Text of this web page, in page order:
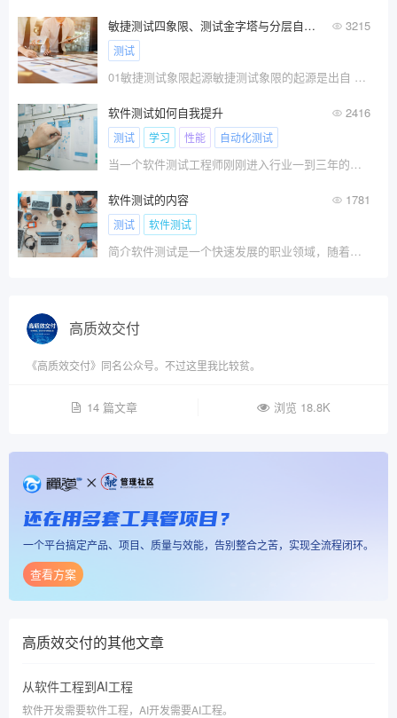
敏捷测试四象限、测试金字塔与分层自动化 3215
测试
01敏捷测试象限起源敏捷测试象限的起源是出自 Brian Marick 最开始提出的敏捷测试矩阵。后来在他的
软件测试如何自我提升 2416
测试 学习 性能 自动化测试
当一个软件测试工程师刚刚进入行业一到三年的时间?
软件测试的内容 1781
测试 软件测试
简介软件测试是一个快速发展的职业领域，随着信息技术的不断发展和应用，软件测试的重要性也越来越受到重视。
高质效交付
《高质效交付》同名公众号。不过这里我比较贫。
14 篇文章 浏览 18.8K
还在用多套工具管项目？
一个平台搞定产品、项目、质量与效能，告别整合之苦，实现全流程闭环。
查看方案
高质效交付的其他文章
从软件工程到AI工程
软件开发需要软件工程，AI开发需要AI工程。